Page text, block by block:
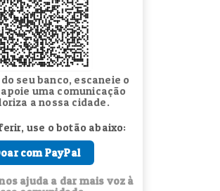
seu banco, escaneie o
apoie uma comunicação
a nossa cidade.
use o botão abaixo:
com PayPal
ajuda a dar mais voz à